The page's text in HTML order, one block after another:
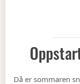
Då er sommaren